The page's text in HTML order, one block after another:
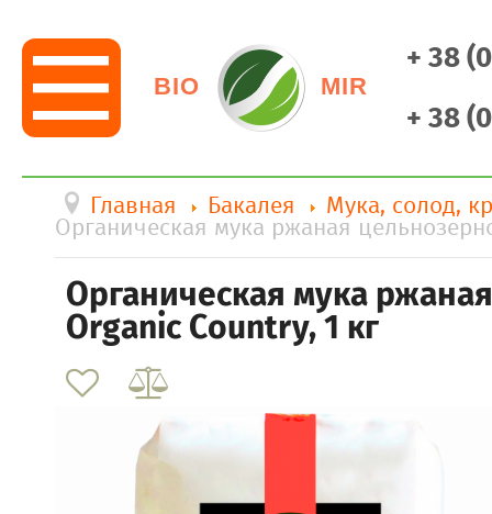
BIO MIR
+ 38
+ 38
Главная Бакалея Мука, солод,
Органическая мука ржаная
Органическая мука
Organic Country, 1 кг